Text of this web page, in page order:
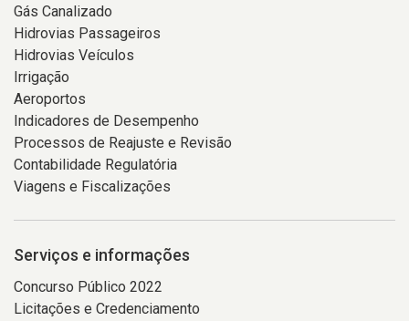
Gás Canalizado
Hidrovias Passageiros
Hidrovias Veículos
Irrigação
Aeroportos
Indicadores de Desempenho
Processos de Reajuste e Revisão
Contabilidade Regulatória
Viagens e Fiscalizações
Serviços e informações
Concurso Público 2022
Licitações e Credenciamento